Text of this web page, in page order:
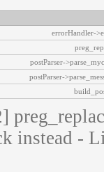
errorHandler-
postParser-
postParser-
instead -